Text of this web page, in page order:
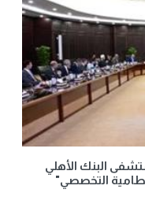
البنك الأهلي
التخصصي"